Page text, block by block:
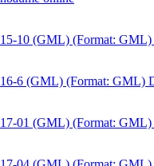
10 (GML) (Format: GML)
6 (GML) (Format: GML)
01 (GML) (Format: GML)